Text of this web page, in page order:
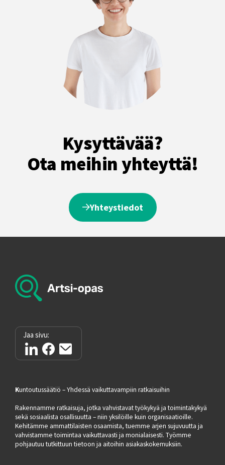
Kysyttävää?
Ota meihin yhteyttä!
Yhteystiedot
Jaa sivu:
Kuntoutussäätiö – Yhdessä vaikuttavampiin ratkaisuihin
Rakennamme ratkaisuja, jotka vahvistavat työkykyä ja toimintakykyä
sekä sosiaalista osallisuutta – niin yksilöille kuin organisaatioille.
Kehitämme ammattilaisten osaamista, tuemme arjen sujuvuutta ja
vahvistamme toimintaa vaikuttavasti ja monialaisesti. Työmme
pohjautuu tutkittuun tietoon ja aitoihin asiakaskokemuksiin.